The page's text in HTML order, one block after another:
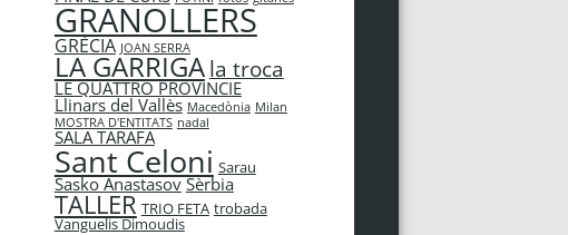
GRANOLLERS
GRÈCIA JOAN SERRA
LA GARRIGAla troca
LE QUATTRO PROVINCIE
Llinars del Vallès Macedònia Milan
MOSTRA D'ENTITATS nadal
SALA TARAFA
Sant Celoni Sarau
Sasko Anastasov Sèrbia
TALLER TRIO FETA trobada
Vanguelis Dimoudis